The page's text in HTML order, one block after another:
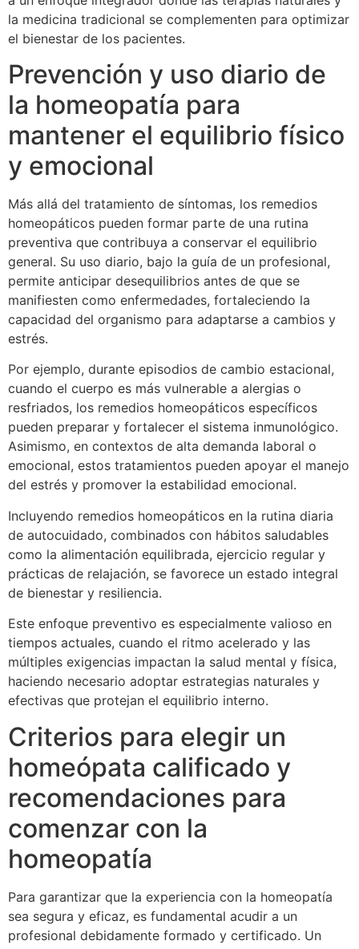
la medicina tradicional se complementen para optimizar
el bienestar de los pacientes.
Prevención y uso diario de
la homeopatía para
mantener el equilibrio físico
y emocional
Más allá del tratamiento de síntomas, los remedios
homeopáticos pueden formar parte de una rutina
preventiva que contribuya a conservar el equilibrio
general. Su uso diario, bajo la guía de un profesional,
permite anticipar desequilibrios antes de que se
manifiesten como enfermedades, fortaleciendo la
capacidad del organismo para adaptarse a cambios y
estrés.
Por ejemplo, durante episodios de cambio estacional,
cuando el cuerpo es más vulnerable a alergias o
resfriados, los remedios homeopáticos específicos
pueden preparar y fortalecer el sistema inmunológico.
Asimismo, en contextos de alta demanda laboral o
emocional, estos tratamientos pueden apoyar el manejo
del estrés y promover la estabilidad emocional.
Incluyendo remedios homeopáticos en la rutina diaria
de autocuidado, combinados con hábitos saludables
como la alimentación equilibrada, ejercicio regular y
prácticas de relajación, se favorece un estado integral
de bienestar y resiliencia.
Este enfoque preventivo es especialmente valioso en
tiempos actuales, cuando el ritmo acelerado y las
múltiples exigencias impactan la salud mental y física,
haciendo necesario adoptar estrategias naturales y
efectivas que protejan el equilibrio interno.
Criterios para elegir un
homeópata calificado y
recomendaciones para
comenzar con la
homeopatía
Para garantizar que la experiencia con la homeopatía
sea segura y eficaz, es fundamental acudir a un
profesional debidamente formado y certificado. Un